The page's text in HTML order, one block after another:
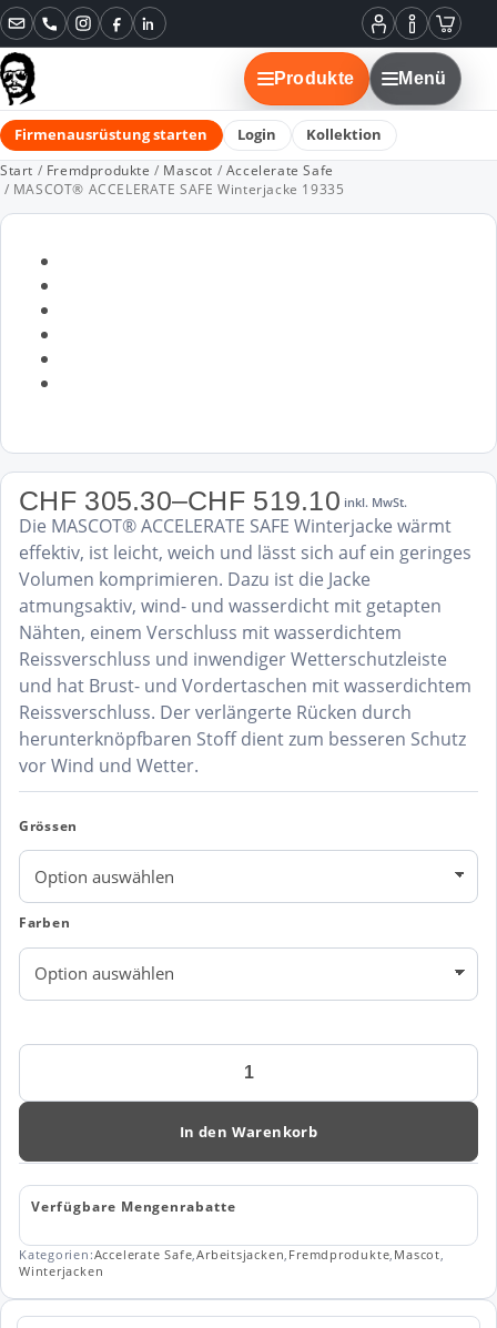
Mein
Konto
Informationen
Instagram
FacebookLinkedIn
Produkte Menü
Firmenausrüstung starten Login Kollektion
Start / Fremdprodukte / Mascot / Accelerate Safe
/ MASCOT® ACCELERATE SAFE Winterjacke 19335
CHF305.30–CHF519.10
Preisspanne:
CHF 305.30
bis
CHF 519.10
inkl. MwSt.
Die MASCOT® ACCELERATE SAFE Winterjacke wärmt
effektiv, ist leicht, weich und lässt sich auf ein geringes
Volumen komprimieren. Dazu ist die Jacke
atmungsaktiv, wind- und wasserdicht mit getapten
Nähten, einem Verschluss mit wasserdichtem
Reissverschluss und inwendiger Wetterschutzleiste
und hat Brust- und Vordertaschen mit wasserdichtem
Reissverschluss. Der verlängerte Rücken durch
herunterknöpfbaren Stoff dient zum besseren Schutz
vor Wind und Wetter.
Grössen
Farben
MASCOT®
SAFE
19335
In den Warenkorb
Verfügbare Mengenrabatte
Kategorien:Accelerate Safe,Arbeitsjacken, Fremdprodukte, Mascot,
Winterjacken